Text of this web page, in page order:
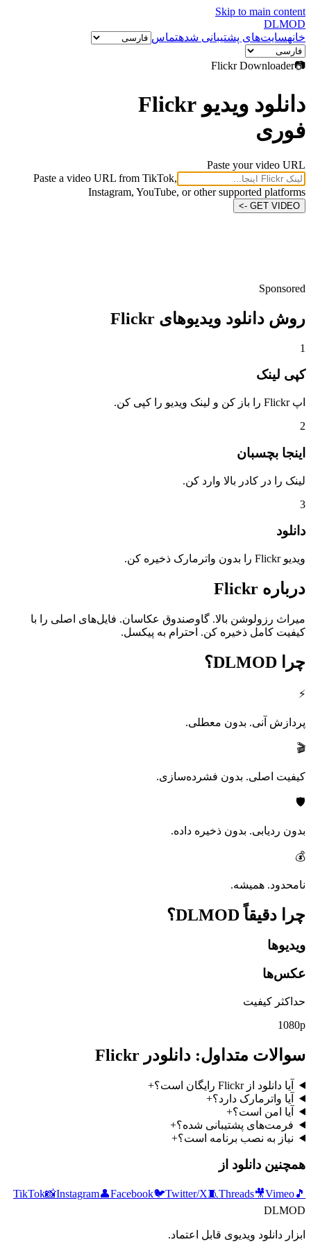
Skip to main content
DLMOD
خانهسایت‌های پشتیبانی شدهتماس
📷
FlickrDownloader
دانلود ویدیو Flickr
فوری
Paste your video URL
Paste a video URL from TikTok,
Instagram, YouTube, or other supported platforms
GET VIDEO ->
Sponsored
روش دانلود ویدیوهای Flickr
1
کپی لینک
اپ Flickr را باز کن و لینک ویدیو را کپی کن.
2
اینجا بچسبان
لینک را در کادر بالا وارد کن.
3
دانلود
ویدیو Flickr را بدون واترمارک ذخیره کن.
درباره Flickr
میراث رزولوشن بالا. گاوصندوق عکاسان. فایل‌های اصلی را با
کیفیت کامل ذخیره کن. احترام به پیکسل.
چرا DLMOD؟
⚡
پردازش آنی. بدون معطلی.
🎬
کیفیت اصلی. بدون فشرده‌سازی.
🛡️
بدون ردیابی. بدون ذخیره داده.
💰
نامحدود. همیشه.
چرا دقیقاً DLMOD؟
ویدیوها
عکس‌ها
حداکثر کیفیت
1080p
سوالات متداول: دانلودر Flickr
آیا دانلود از Flickr رایگان است؟
+
آیا واترمارک دارد؟+
آیا امن است؟+
فرمت‌های پشتیبانی شده؟+
نیاز به نصب برنامه است؟+
همچنین دانلود از
🎵
TikTok📸Instagram👤Facebook🐦Twitter/X🧵Threads🎥Vimeo
DLMOD
ابزار دانلود ویدیوی قابل اعتماد.